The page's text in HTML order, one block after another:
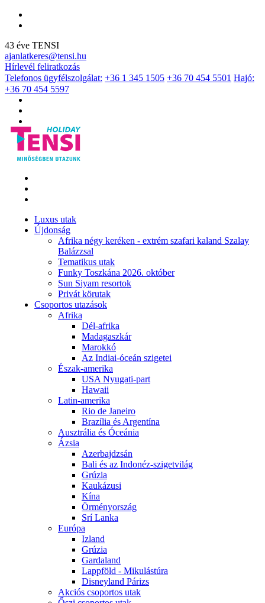
43 éve TENSI
ajanlatkeres@tensi.hu
Hírlevél feliratkozás
Telefonos ügyfélszolgálat: +36 1 345 1505 +36 70 454 5501 Hajó:
+36 70 454 5597
Luxus utak
Újdonság
Afrika négy keréken - extrém szafari kaland Szalay
Balázzsal
Tematikus utak
Funky Toszkána 2026. október
Sun Siyam resortok
Privát körutak
Csoportos utazások
Afrika
Dél-afrika
Madagaszkár
Marokkó
Az Indiai-óceán szigetei
Észak-amerika
USA Nyugati-part
Hawaii
Latin-amerika
Rio de Janeiro
Brazília és Argentína
Ausztrália és Óceánia
Ázsia
Azerbajdzsán
Bali és az Indonéz-szigetvilág
Grúzia
Kaukázusi
Kína
Örményország
Srí Lanka
Európa
Izland
Grúzia
Gardaland
Lappföld - Mikulástúra
Disneyland Párizs
Akciós csoportos utak